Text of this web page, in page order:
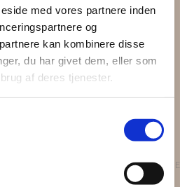
med vores partnere inden
og
kan kombinere disse
du har givet dem, eller som
af deres tjenester.
/ SCRUNCHIE